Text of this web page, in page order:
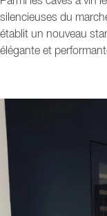
silencieuses du
établit un nouveau
élégante et